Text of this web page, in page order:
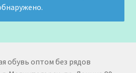
обувь оптом без рядов